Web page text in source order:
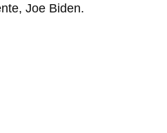
Joe Biden.